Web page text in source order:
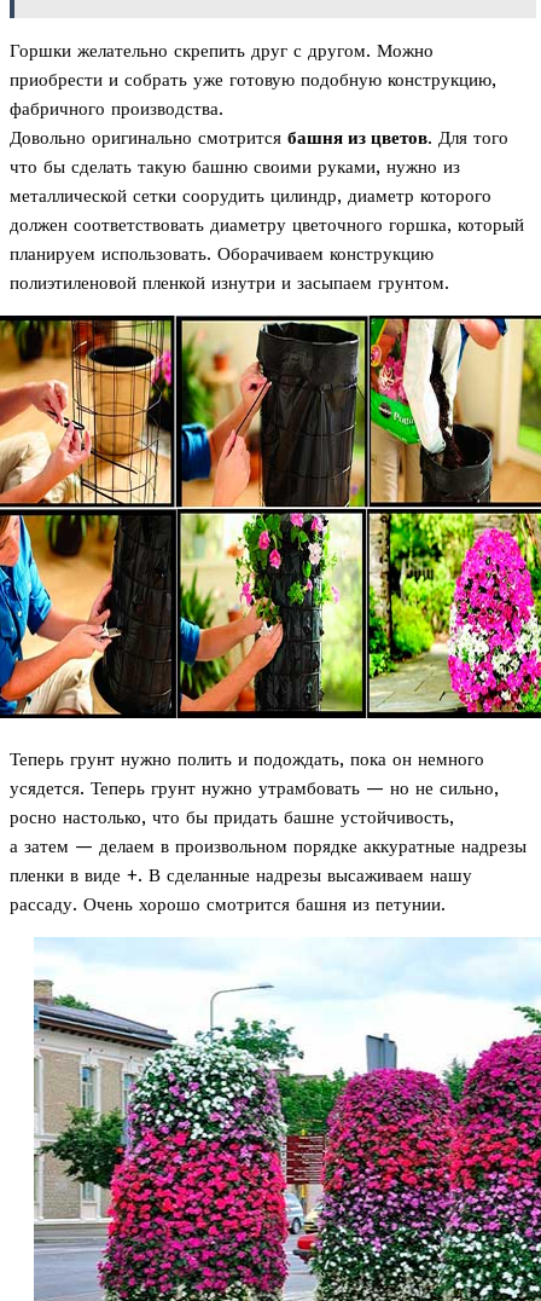
Горшки желательно скрепить друг с другом. Можно
приобрести и собрать уже готовую подобную конструкцию,
фабричного производства.
Довольно оригинально смотрится башня из цветов. Для того
что бы сделать такую башню своими руками, нужно из
металлической сетки соорудить цилиндр, диаметр которого
должен соответствовать диаметру цветочного горшка, который
планируем использовать. Оборачиваем конструкцию
полиэтиленовой пленкой изнутри и засыпаем грунтом.
Теперь грунт нужно полить и подождать, пока он немного
усядется. Теперь грунт нужно утрамбовать — но не сильно,
росно настолько, что бы придать башне устойчивость,
а затем — делаем в произвольном порядке аккуратные надрезы
пленки в виде +. В сделанные надрезы высаживаем нашу
рассаду. Очень хорошо смотрится башня из петунии.